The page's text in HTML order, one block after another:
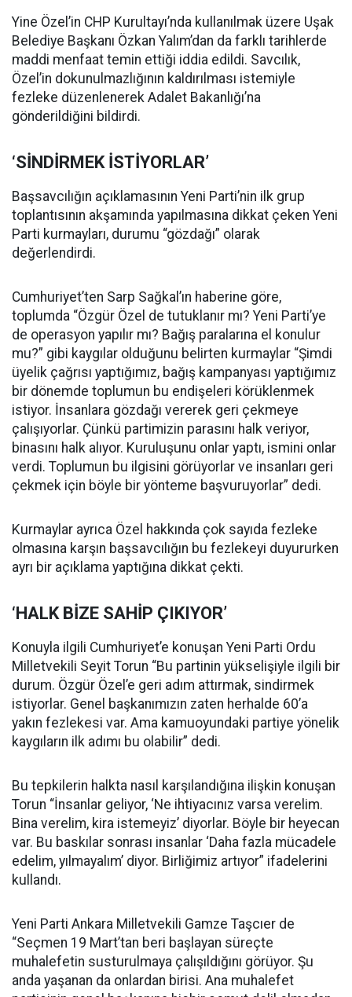
Yine Özel’in CHP Kurultayı’nda kullanılmak üzere Uşak
Belediye Başkanı Özkan Yalım’dan da farklı tarihlerde
maddi menfaat temin ettiği iddia edildi. Savcılık,
Özel’in dokunulmazlığının kaldırılması istemiyle
fezleke düzenlenerek Adalet Bakanlığı’na
gönderildiğini bildirdi.
‘SİNDİRMEK İSTİYORLAR’
Başsavcılığın açıklamasının Yeni Parti’nin ilk grup
toplantısının akşamında yapılmasına dikkat çeken Yeni
Parti kurmayları, durumu “gözdağı” olarak
değerlendirdi.
Cumhuriyet’ten Sarp Sağkal’ın haberine göre,
toplumda “Özgür Özel de tutuklanır mı? Yeni Parti’ye
de operasyon yapılır mı? Bağış paralarına el konulur
mu?” gibi kaygılar olduğunu belirten kurmaylar “Şimdi
üyelik çağrısı yaptığımız, bağış kampanyası yaptığımız
bir dönemde toplumun bu endişeleri körüklenmek
istiyor. İnsanlara gözdağı vererek geri çekmeye
çalışıyorlar. Çünkü partimizin parasını halk veriyor,
binasını halk alıyor. Kuruluşunu onlar yaptı, ismini onlar
verdi. Toplumun bu ilgisini görüyorlar ve insanları geri
çekmek için böyle bir yönteme başvuruyorlar” dedi.
Kurmaylar ayrıca Özel hakkında çok sayıda fezleke
olmasına karşın başsavcılığın bu fezlekeyi duyururken
ayrı bir açıklama yaptığına dikkat çekti.
‘HALK BİZE SAHİP ÇIKIYOR’
Konuyla ilgili Cumhuriyet’e konuşan Yeni Parti Ordu
Milletvekili Seyit Torun “Bu partinin yükselişiyle ilgili bir
durum. Özgür Özel’e geri adım attırmak, sindirmek
istiyorlar. Genel başkanımızın zaten herhalde 60’a
yakın fezlekesi var. Ama kamuoyundaki partiye yönelik
kaygıların ilk adımı bu olabilir” dedi.
Bu tepkilerin halkta nasıl karşılandığına ilişkin konuşan
Torun “İnsanlar geliyor, ‘Ne ihtiyacınız varsa verelim.
Bina verelim, kira istemeyiz’ diyorlar. Böyle bir heyecan
var. Bu baskılar sonrası insanlar ‘Daha fazla mücadele
edelim, yılmayalım’ diyor. Birliğimiz artıyor” ifadelerini
kullandı.
Yeni Parti Ankara Milletvekili Gamze Taşcıer de
“Seçmen 19 Mart’tan beri başlayan süreçte
muhalefetin susturulmaya çalışıldığını görüyor. Şu
anda yaşanan da onlardan birisi. Ana muhalefet